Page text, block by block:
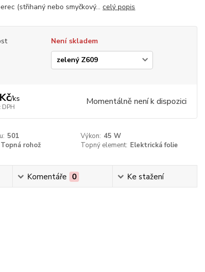
(střihaný nebo smyčkový...celý popis
Není skladem
/ks
DPH Momentálně není k dispozici
501 Výkon: 45 W
Topná rohož Topný element: Elektrická folie
Komentáře 0 Ke stažení